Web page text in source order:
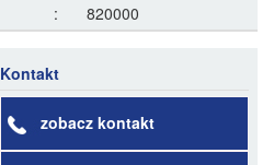
: 820000
Kontakt
zobacz kontakt